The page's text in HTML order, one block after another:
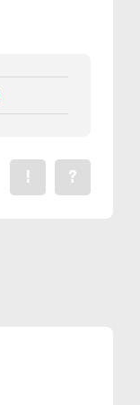
Stel een
?
Een fout gevonden?
!